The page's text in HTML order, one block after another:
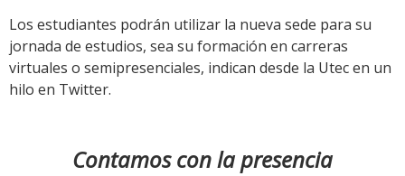
Los estudiantes podrán utilizar la nueva sede para su
jornada de estudios, sea su formación en carreras
virtuales o semipresenciales, indican desde la Utec en un
hilo en Twitter.
Contamos con la presencia